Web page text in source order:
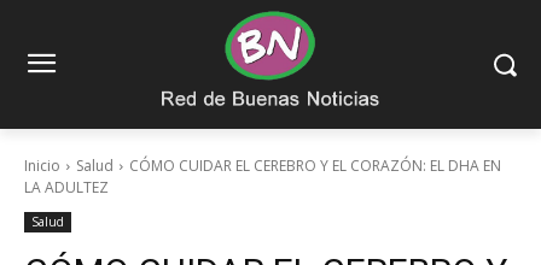
Inicio Salud
CÓMO CUIDAR EL CEREBRO Y EL CORAZÓN: EL DHA EN
LA ADULTEZ
Salud